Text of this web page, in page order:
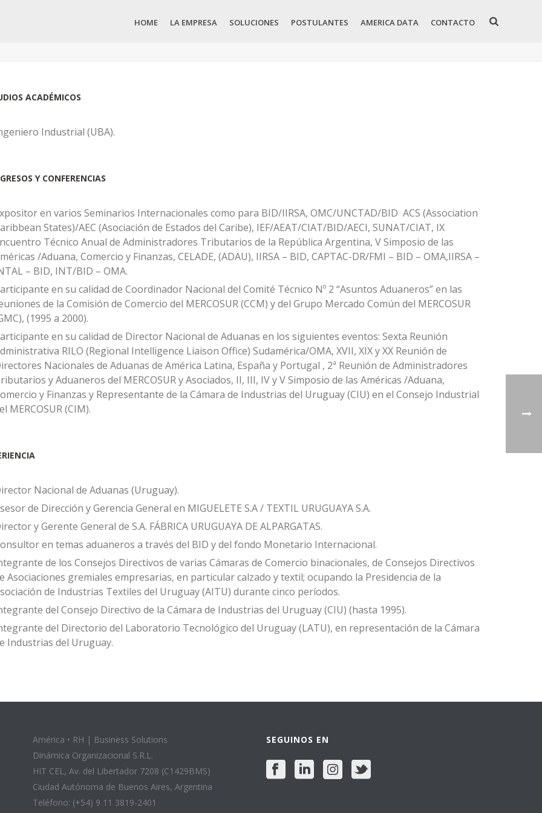
HOME LA EMPRESA SOLUCIONES POSTULANTES AMERICA DATA CONTACTO
ACADÉMICOS
Industrial (UBA).
Y CONFERENCIAS
en varios Seminarios Internacionales como para BID/IIRSA, OMC/UNCTAD/BID ACS (Association
States)/AEC (Asociación de Estados del Caribe), IEF/AEAT/CIAT/BID/AECI, SUNAT/CIAT, IX
Técnico Anual de Administradores Tributarios de la República Argentina, V Simposio de las
/Aduana, Comercio y Finanzas, CELADE, (ADAU), IIRSA – BID, CAPTAC-DR/FMI – BID – OMA,IIRSA –
– BID, INT/BID – OMA.
en su calidad de Coordinador Nacional del Comité Técnico Nº 2 “Asuntos Aduaneros” en las
de la Comisión de Comercio del MERCOSUR (CCM) y del Grupo Mercado Común del MERCOSUR
(1995 a 2000).
en su calidad de Director Nacional de Aduanas en los siguientes eventos: Sexta Reunión
RILO (Regional Intelligence Liaison Office) Sudamérica/OMA, XVII, XIX y XX Reunión de
Nacionales de Aduanas de América Latina, España y Portugal , 2ª Reunión de Administradores
y Aduaneros del MERCOSUR y Asociados, II, III, IV y V Simposio de las Américas /Aduana,
y Finanzas y Representante de la Cámara de Industrias del Uruguay (CIU) en el Consejo Industrial
MERCOSUR (CIM).
Nacional de Aduanas (Uruguay).
de Dirección y Gerencia General en MIGUELETE S.A / TEXTIL URUGUAYA S.A.
y Gerente General de S.A. FÁBRICA URUGUAYA DE ALPARGATAS.
en temas aduaneros a través del BID y del fondo Monetario Internacional.
de los Consejos Directivos de varias Cámaras de Comercio binacionales, de Consejos Directivos
Asociaciones gremiales empresarias, en particular calzado y textil; ocupando la Presidencia de la
de Industrias Textiles del Uruguay (AITU) durante cinco períodos.
del Consejo Directivo de la Cámara de Industrias del Uruguay (CIU) (hasta 1995).
del Directorio del Laboratorio Tecnológico del Uruguay (LATU), en representación de la Cámara
Industrias del Uruguay.
América • RH | Business Solutions
Dinámica Organizacional S.R.L.
HIT CEL, Av. del Libertador 7208 (C1429BMS)
Ciudad Autónoma de Buenos Aires, Argentina
Teléfono: (+54) 9 11 3819-2401
SEGUINOS EN